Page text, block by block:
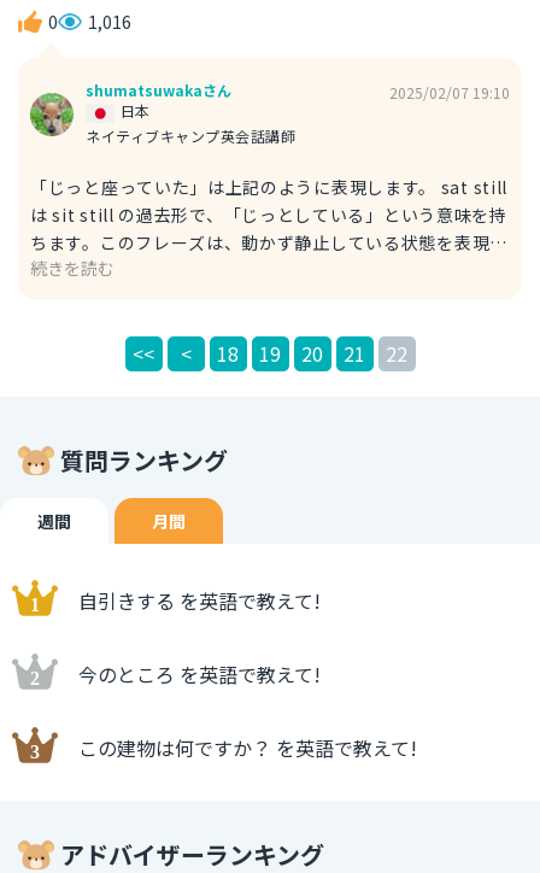
0 1,016
shumatsuwakaさん
ネイティブキャンプ英会話講師
日本
2025/02/07 19:10
「じっと座っていた」は上記のように表現します。 sat still
は sit still の過去形で、「じっとしている」という意味を持
ちます。このフレーズは、動かず静止している状態を表現す
る際に使われます。質問者が述べた「彼は寒さに震えながら
ながらも、彼はじっと座っていました。 Shivering with
Stay still! じっとしてて！ Keep still! じっとしてて！ これ
ニュアンスを伝えます。
続きを読む
<< < 18 19 20 21 22
質問ランキング
週間 月間
自引きする を英語で教えて!
今のところ を英語で教えて!
この建物は何ですか？ を英語で教えて!
アドバイザーランキング